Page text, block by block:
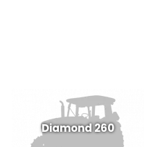
Diamond 260